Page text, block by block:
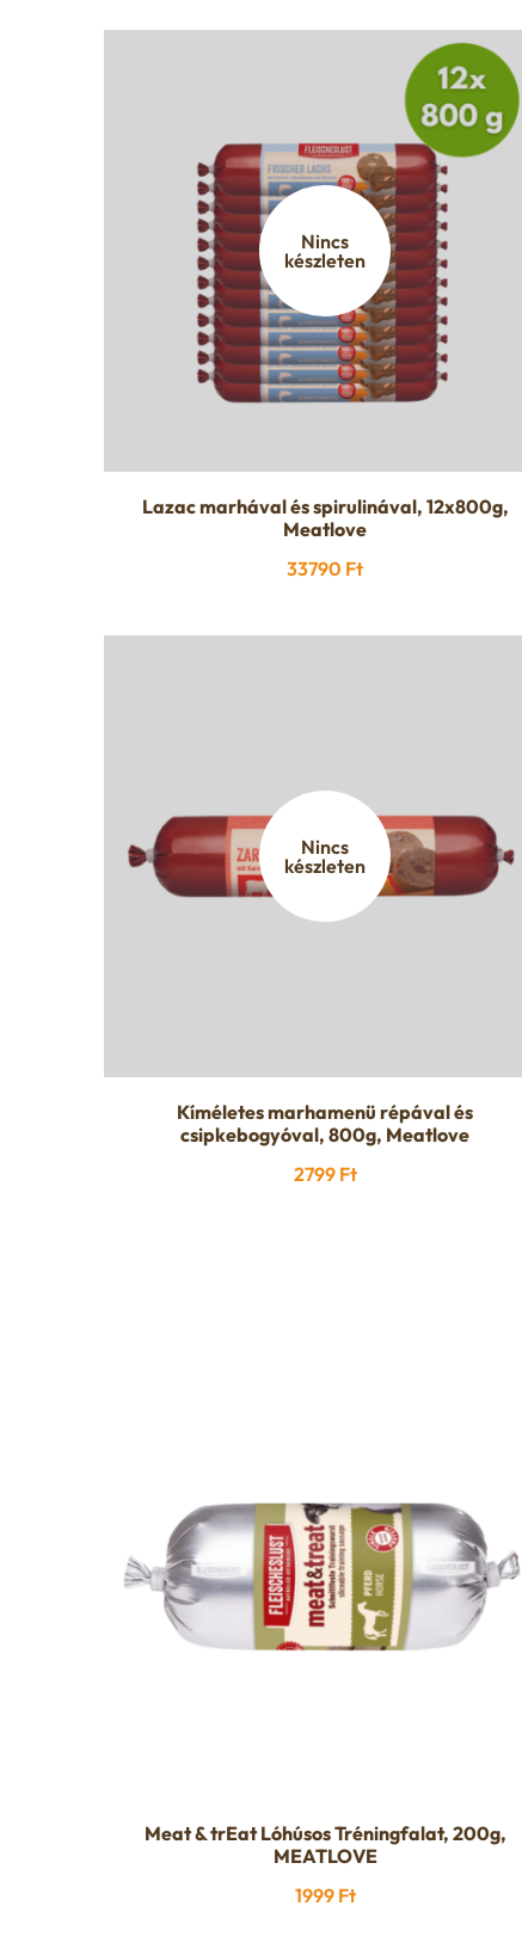
Nincs
készleten
Lazac marhával és spirulinával, 12x800g,
Meatlove
33790 Ft
Nincs
készleten
Kíméletes marhamenü répával és
csipkebogyóval, 800g, Meatlove
2799 Ft
Meat & trEat Lóhúsos Tréningfalat, 200g,
MEATLOVE
1999 Ft